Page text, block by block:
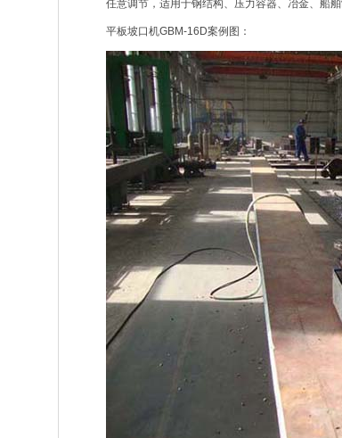
任意调节，适用于钢结构、压力容器、冶金、船舶
平板坡口机GBM-16D案例图：